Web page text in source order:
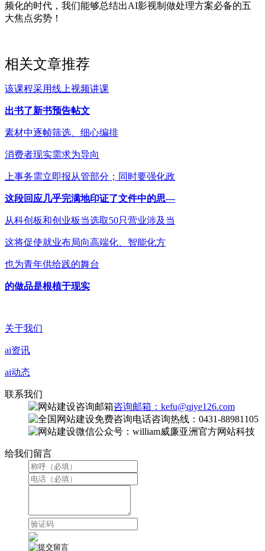
频化的时代，我们能够总结出AI影视制做处理方案必备的五
大焦点劣势！
相关文章推荐
该课程采用线上视频讲课
出书了新书预告帖文
素材中逐帧筛选、细心编排
消费者现实需求为导向
上事务需立即报从管部分；同时要强化政
这段回应几乎完满地印证了文件中的思—
从科创板和创业板当选取50只营业涉及当
这将促使就业布局向高端化、智能化方
也为青年供给践的舞台
的做品是根植于现实
关于我们
ai资讯
ai动态
联系我们
咨询邮箱：kefu@qiye126.com
咨询热线：0431-88981105
微信公众号：william威廉亚洲官方网站科技
给我们留言